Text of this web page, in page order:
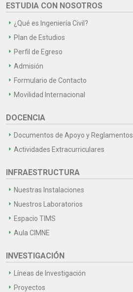
ESTUDIA CON NOSOTROS
¿Qué es Ingeniería Civil?
Plan de Estudios
Perfil de Egreso
Admisión
Formulario de Contacto
Movilidad Internacional
DOCENCIA
Documentos de Apoyo y Reglamentos
Actividades Extracurriculares
INFRAESTRUCTURA
Nuestras Instalaciones
Nuestros Laboratorios
Espacio TIMS
Aula CIMNE
INVESTIGACIÓN
Líneas de Investigación
Proyectos